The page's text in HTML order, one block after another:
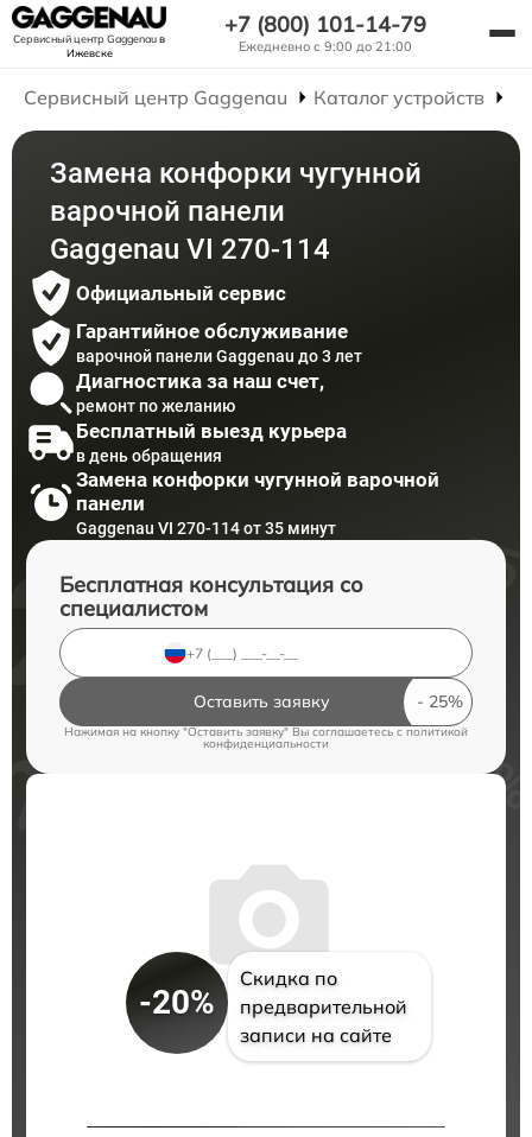
Сервисный центр Gaggenauв
Ижевске
+7 (800) 101-14-79
Ежедневно с 9:00 до 21:00
Сервисный центр Gaggenau Каталог устройств
Замена конфорки чугунной
варочной панели
Gaggenau VI 270-114
Официальный сервис
Гарантийное обслуживание
варочной панели Gaggenau до 3 лет
Диагностика за наш счет,
ремонт по желанию
Бесплатный выезд курьера
в день обращения
Замена конфорки чугунной варочной
панели
Gaggenau VI 270-114 от 35 минут
Бесплатная консультация со
специалистом
Оставить заявку
Нажимая на кнопку "Оставить заявку" Вы соглашаетесь c политикой
конфиденциальности
-20%
Скидка по
предварительной
записи на сайте